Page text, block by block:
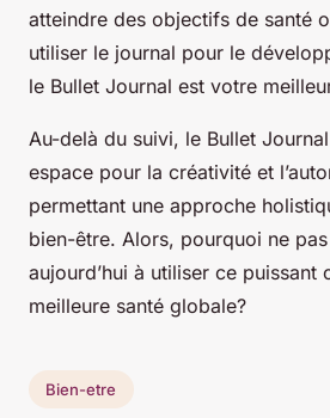
atteindre des objectifs de santé
utiliser le journal pour le
le Bullet Journal est votre
Au-delà du suivi, le Bullet
espace pour la créativité et
permettant une approche
bien-être. Alors, pourquoi ne
aujourd’hui à utiliser ce puissant
meilleure santé globale?
Bien-etre